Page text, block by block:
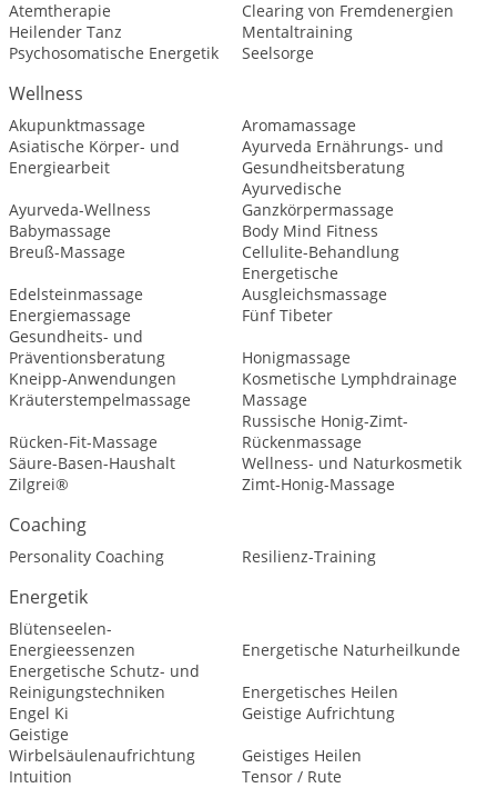
Atemtherapie
Clearing von Fremdenergien
Heilender Tanz
Mentaltraining
Psychosomatische Energetik
Seelsorge
Wellness
Akupunktmassage
Aromamassage
Asiatische Körper- und
Energiearbeit
Ayurveda Ernährungs- und
Gesundheitsberatung
Ayurveda-Wellness
Ayurvedische
Ganzkörpermassage
Babymassage
Body Mind Fitness
Breuß-Massage
Cellulite-Behandlung
Edelsteinmassage
Energetische
Ausgleichsmassage
Energiemassage
Fünf Tibeter
Gesundheits- und
Präventionsberatung
Honigmassage
Kneipp-Anwendungen
Kosmetische Lymphdrainage
Kräuterstempelmassage
Massage
Rücken-Fit-Massage
Russische Honig-Zimt-
Rückenmassage
Säure-Basen-Haushalt
Wellness- und Naturkosmetik
Zilgrei®
Zimt-Honig-Massage
Coaching
Personality Coaching Resilienz-Training
Energetik
Blütenseelen-
Energieessenzen
Energetische Naturheilkunde
Energetische Schutz- und
Reinigungstechniken
Energetisches Heilen
Engel Ki
Geistige Aufrichtung
Geistige
Wirbelsäulenaufrichtung
Geistiges Heilen
Intuition
Tensor / Rute